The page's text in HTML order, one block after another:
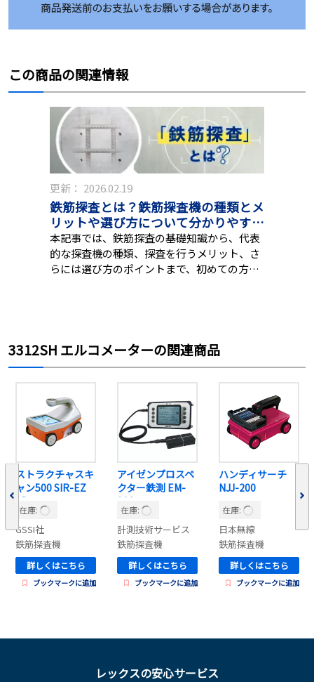
この商品の関連情報
更新： 2026.02.19
鉄筋探査とは？鉄筋探査機の種類とメ
リットや選び方について分かりやすく
解説
本記事では、鉄筋探査の基礎知識から、代表
的な探査機の種類、探査を行うメリット、さ
らには選び方のポイントまで、初めての方に
3312SH エルコメーターの関連商品
ストラクチャスキ
ャン500 SIR-EZ
3D
在庫:
GSSI社
鉄筋探査機
詳しくはこちら
ブックマークに追加
アイゼンプロスペ
クター鉄測 EM-
01A
在庫:
計測技術サービス
鉄筋探査機
詳しくはこちら
ブックマークに追加
ハンディサーチ
NJJ-200
在庫:
日本無線
鉄筋探査機
詳しくはこちら
ブックマークに追加
レックスの安心サービス